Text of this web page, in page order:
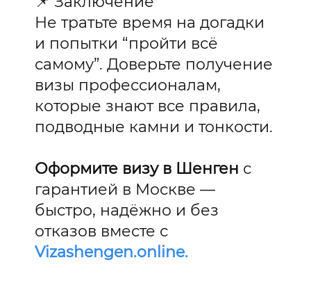
Не тратьте время на догадки
и попытки “пройти всё
самому”. Доверьте получение
визы профессионалам,
которые знают все правила,
подводные камни и тонкости.
Оформите визу в Шенген с
гарантией в Москве —
быстро, надёжно и без
отказов вместе с
Vizashengen.online.